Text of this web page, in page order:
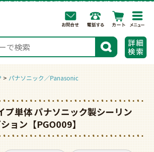
検索
パナソニック／Panasonic
プ単体 パナソニック製シーリン
ョン【PGO009】